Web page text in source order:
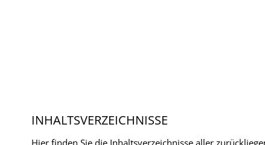
INHALTSVERZEICHNISSE
Hier finden Sie die Inhaltsverzeichnisse aller